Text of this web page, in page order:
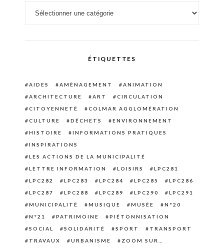
ÉTIQUETTES
AIDES AMÉNAGEMENT
ANIMATION
ARCHITECTURE
ART
CIRCULATION
CITOYENNETÉ
COLMAR AGGLOMÉRATION
CULTURE
DÉCHETS
ENVIRONNEMENT
HISTOIRE
INFORMATIONS PRATIQUES
INSPIRATIONS
LES ACTIONS DE LA MUNICIPALITÉ
LETTRE INFORMATION
LOISIRS
LPC281
LPC282
LPC283 LPC284 LPC285
LPC286
LPC287
LPC288 LPC289 LPC290
LPC291
MUNICIPALITÉ
MUSIQUE MUSÉE
N°20
N°21
PATRIMOINE
PIÉTONNISATION
SOCIAL
SOLIDARITÉ SPORT
TRANSPORT
TRAVAUX
URBANISME ZOOM SUR…